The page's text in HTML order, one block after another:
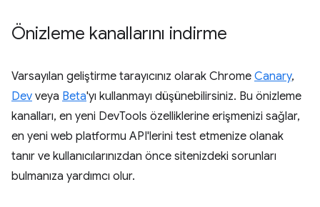
Önizleme kanallarını indirme
Varsayılan geliştirme tarayıcınız olarak Chrome Canary,
Dev veya Beta'yı kullanmayı düşünebilirsiniz. Bu önizleme
kanalları, en yeni DevTools özelliklerine erişmenizi sağlar,
en yeni web platformu API'lerini test etmenize olanak
tanır ve kullanıcılarınızdan önce sitenizdeki sorunları
bulmanıza yardımcı olur.